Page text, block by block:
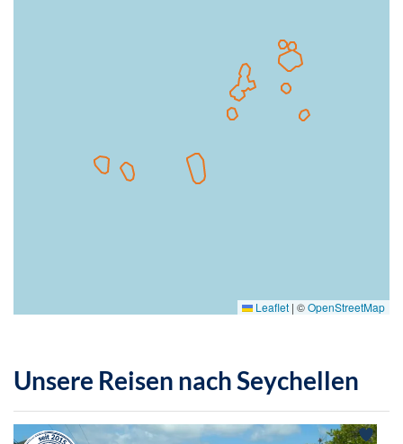
Leaflet | ©OpenStreetMap
Unsere Reisen nach Seychellen